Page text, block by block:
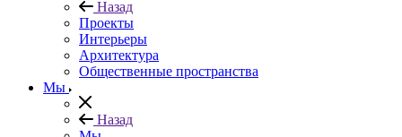
Назад
Проекты
Интерьеры
Архитектура
Общественные пространства
Мы
Назад